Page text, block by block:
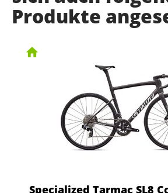
Produkte
Specialized Tarmac SL8